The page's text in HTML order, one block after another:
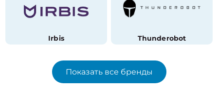
Irbis Thunderobot
Показать все бренды